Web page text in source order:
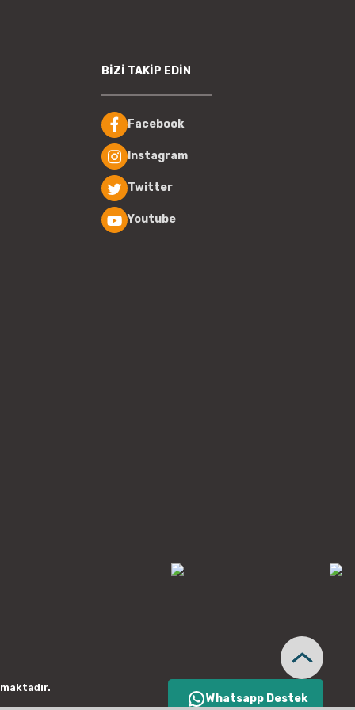
BİZİ TAKİP EDİN
Facebook
Instagram
Twitter
Youtube
Whatsapp Destek